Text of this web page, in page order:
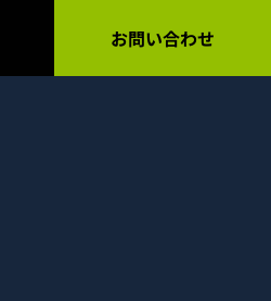
お問い合わせ